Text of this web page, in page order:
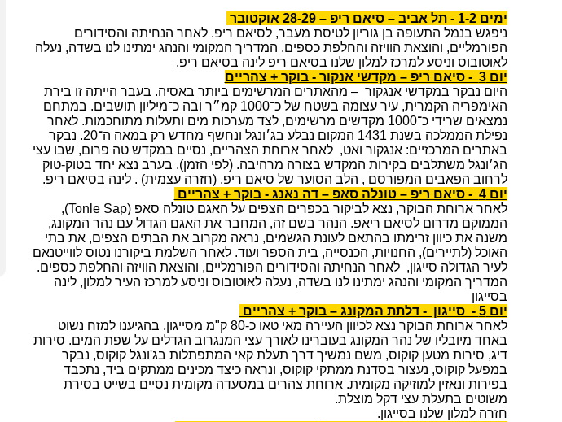
ימים 1-2 - תל אביב – סיאם ריפ – 28-29 אוקטובר
ניפגש בנמל התעופה בן גוריון לטיסת מעבר, לסיאם ריפ. לאחר הנחיתה והסידורים
הפורמליים, והוצאת הוויזה והחלפת כספים. המדריך המקומי והנהג ימתינו לנו בשדה, נעלה
לאוטובוס וניסע למרכז למלון שלנו בסיאם ריפ לינה בסיאם ריפ.
יום 3 - סיאם ריפ – מקדשי אנקור - בוקר + צהריים
היום נבקר במקדשי אנגקור – מהאתרים המרשימים ביותר באסיה. בעבר הייתה זו בירת
האימפריה הקמרית, עיר עצומה בשטח של כ־1000 קמ״ר ובה כ־מיליון תושבים. במתחם
נמצאים שרידי כ־1000 מקדשים מרשימים, לצד מערכות מים ותעלות מתוחכמות. לאחר
נפילת הממלכה בשנת 1431 המקום נבלע בג׳ונגל ונחשף מחדש רק במאה ה־20. נבקר
באתרים המרכזיים: אנגקור ואט, לאחר ארוחת הצהריים, נסיים במקדש טה פרום, שבו עצי
הג׳ונגל משתלבים בקירות המקדש בצורה מרהיבה. (לפי הזמן). בערב נצא יחד בטוק-טוק
לרחוב הפאבים המפורסם , הלב הסוער של סיאם ריפ, (חזרה עצמית) . לינה בסיאם ריפ.
יום 4 - סיאם ריפ – טונלה סאפ – דה נאנג - בוקר + צהריים
לאחר ארוחת הבוקר, נצא לביקור בכפרים הצפים על האגם טונלה סאפ (Tonle Sap),
הממוקם מדרום לסיאם ריאפ. הנהר בשם זה, המחבר את האגם הגדול עם נהר המקונג,
משנה את כיוון זרימתו בהתאם לעונת הגשמים, נראה מקרוב את הבתים הצפים, את בתי
האוכל (לתיירים), החנויות, הכנסייה, בית הספר ועוד. לאחר השלמת ביקורנו נטוס לווייטנאם
לעיר הגדולה סייגון, לאחר הנחיתה והסידורים הפורמליים, והוצאת הוויזה והחלפת כספים.
המדריך המקומי והנהג ימתינו לנו בשדה, נעלה לאוטובוס וניסע למרכז העיר למלון, לינה
בסייגון
יום 5 - סייגון - דלתת המקונג – בוקר + צהריים
לאחר ארוחת הבוקר נצא לכיוון העיירה מאי טאו כ-80 ק"מ מסייגון. בהגיענו למזח נשוט
באחד מיובליו של נהר המקונג בעוברינו לאורך עצי המנגרוב הגדלים על שפת המים. סירות
דיג, סירות מטען קוקוס, משם נמשיך דרך תעלת קאי המתפתלות בג'ונגל קוקוס, נבקר
במפעל קוקוס, נעצור בסדנת ממתקי קוקוס, ונראה כיצד מכינים ממתקים ביד, נתכבד
בפירות ונאזין למוזיקה מקומית. ארוחת צהרים במסעדה מקומית נסיים בשייט בסירת
משוטים בתעלת עצי דקל מוצלת.
חזרה למלון שלנו בסייגון.